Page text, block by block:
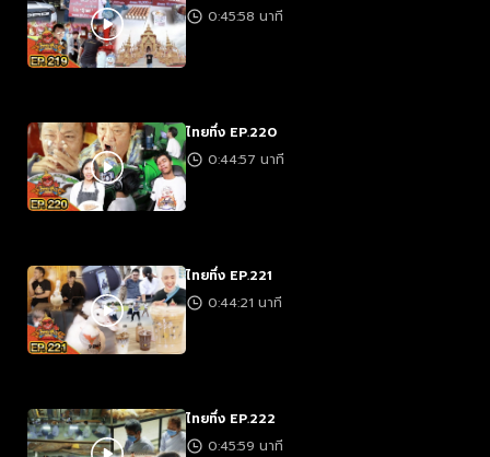
0:45:58 นาที
ไทยทึ่ง EP.220
0:44:57 นาที
ไทยทึ่ง EP.221
0:44:21 นาที
ไทยทึ่ง EP.222
0:45:59 นาที